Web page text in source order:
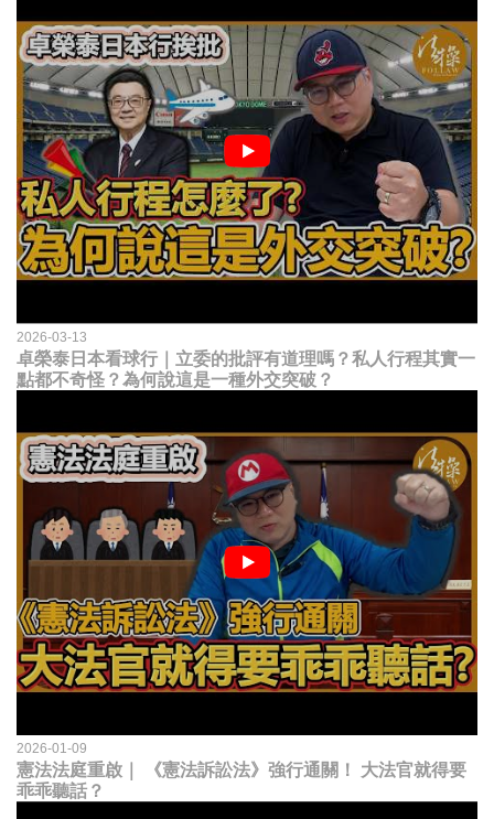
2026-03-13
卓榮泰日本看球行｜立委的批評有道理嗎？私人行程其實一
點都不奇怪？為何說這是一種外交突破？
2026-01-09
憲法法庭重啟｜ 《憲法訴訟法》強行通關！ 大法官就得要
乖乖聽話？